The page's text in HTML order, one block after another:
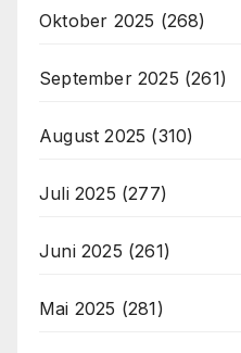
Oktober 2025 (268)
September 2025 (261)
August 2025 (310)
Juli 2025 (277)
Juni 2025 (261)
Mai 2025 (281)